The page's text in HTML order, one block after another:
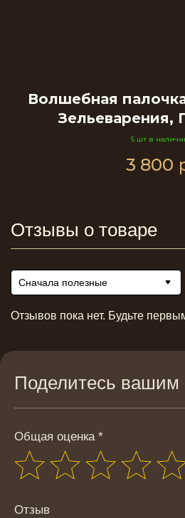
Волшебная
5 шт в
3 800
Отзывы о товаре
Сначала полезные
Отзывов пока нет. Будьте
Поделитесь
Общая оценка *
Отзыв